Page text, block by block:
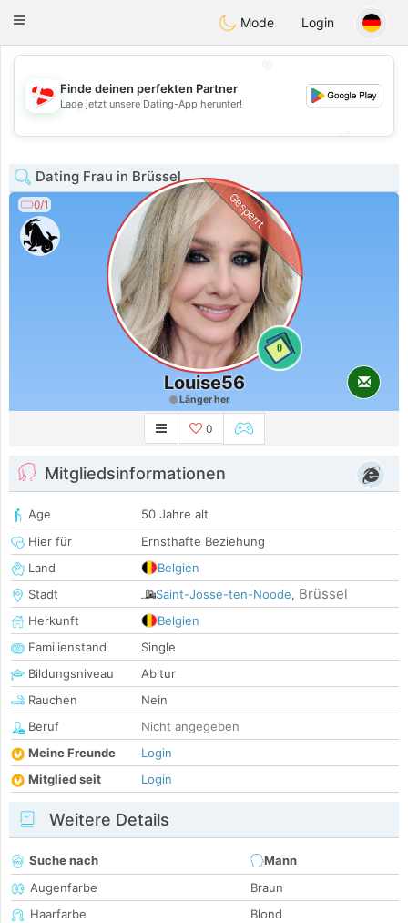
SmukDansk
Toggle
Mode Login
💖
💕
Finde deinen perfekten Partner
Lade jetzt unsere Dating-App herunter!
Dating Frau in Brüssel
0/1
0
Gesperrt
Louise56
Länger her
0
Mitgliedsinformationen
Age
50 Jahre alt
Hier für
Ernsthafte Beziehung
Land
Belgien
Stadt
Saint-Josse-ten-Noode, Brüssel
Herkunft
Belgien
Familienstand
Single
Bildungsniveau
Abitur
Rauchen
Nein
Beruf
Nicht angegeben
Meine Freunde
Login
Mitglied seit
Login
Weitere Details
Suche nach
Mann
Augenfarbe
Braun
Haarfarbe
Blond